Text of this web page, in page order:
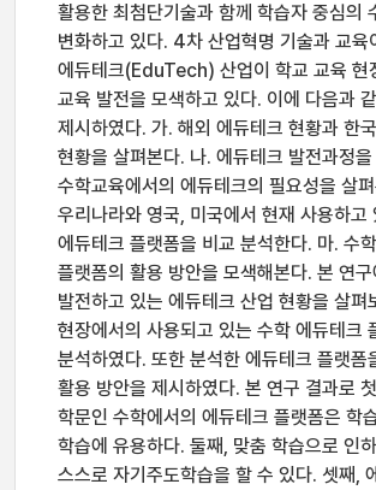
활용한 최첨단기술과 함께 학습자 중심의
변화하고 있다. 4차 산업혁명 기술과 교육
에듀테크(EduTech) 산업이 학교 교육 현
교육 발전을 모색하고 있다. 이에 다음과
제시하였다. 가. 해외 에듀테크 현황과 한
현황을 살펴본다. 나. 에듀테크 발전과정
수학교육에서의 에듀테크의 필요성을 살
우리나라와 영국, 미국에서 현재 사용하고
에듀테크 플랫폼을 비교 분석한다. 마. 수
플랫폼의 활용 방안을 모색해본다. 본 연구
발전하고 있는 에듀테크 산업 현황을 살펴
현장에서의 사용되고 있는 수학 에듀테크
분석하였다. 또한 분석한 에듀테크 플랫폼
활용 방안을 제시하였다. 본 연구 결과로
학문인 수학에서의 에듀테크 플랫폼은 학
학습에 유용하다. 둘째, 맞춤 학습으로 인
스스로 자기주도학습을 할 수 있다. 셋째,